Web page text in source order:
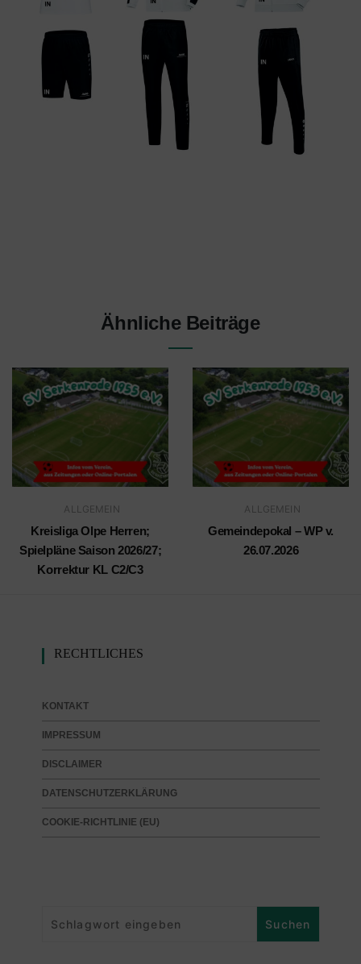
Ähnliche Beiträge
ALLGEMEIN
Kreisliga Olpe Herren;
Spielpläne Saison 2026/27;
Korrektur KL C2/C3
ALLGEMEIN
Gemeindepokal – WP v.
26.07.2026
RECHTLICHES
KONTAKT
IMPRESSUM
DISCLAIMER
DATENSCHUTZERKLÄRUNG
COOKIE-RICHTLINIE (EU)